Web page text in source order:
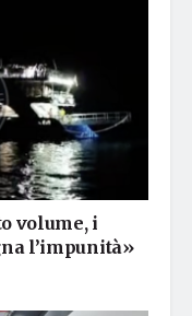
volume, i
l’impunità»